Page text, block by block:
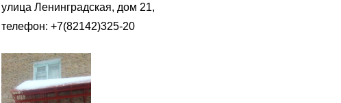
улица Ленинградская, дом 21,
телефон: +7(82142)325-20